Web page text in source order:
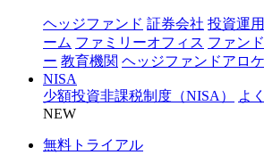
ヘッジファンド 証券会社 投資運
ーム ファミリーオフィス ファン
ー 教育機関 ヘッジファンドアロ
NISA
少額投資非課税制度（NISA）
よ
NEW
無料トライアル